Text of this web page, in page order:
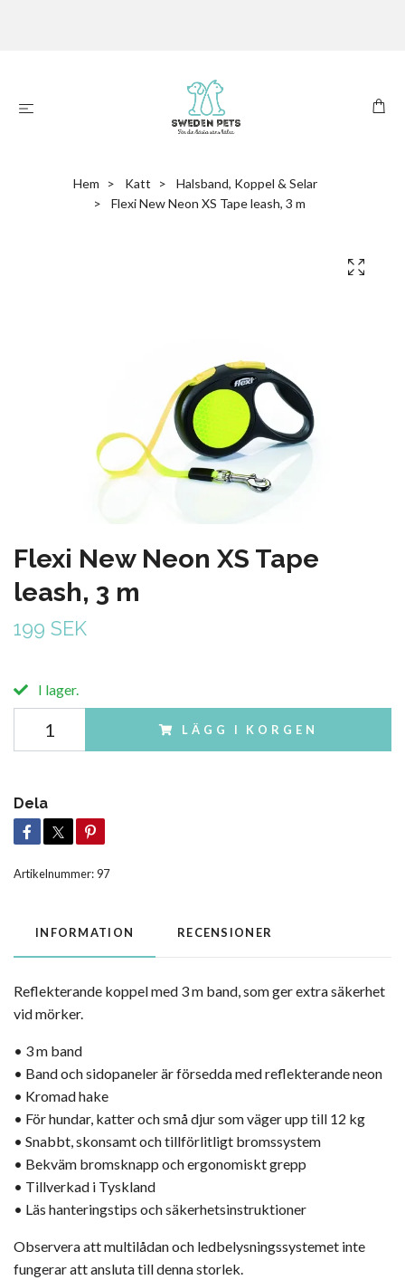
Hem Katt
Halsband, Koppel & Selar
Flexi New Neon XS Tape leash, 3 m
Flexi New Neon XS Tape
leash, 3 m
199 SEK
I lager.
LÄGG I KORGEN
Dela
Artikelnummer:97
INFORMATION RECENSIONER
Reflekterande koppel med 3 m band, som ger extra säkerhet
vid mörker.
• 3 m band
• Band och sidopaneler är försedda med reflekterande neon
• Kromad hake
• För hundar, katter och små djur som väger upp till 12 kg
• Snabbt, skonsamt och tillförlitligt bromssystem
• Bekväm bromsknapp och ergonomiskt grepp
• Tillverkad i Tyskland
• Läs hanteringstips och säkerhetsinstruktioner
Observera att multilådan och ledbelysningssystemet inte
fungerar att ansluta till denna storlek.